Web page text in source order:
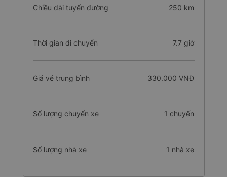
Chiều dài tuyến đường 250 km
Thời gian di chuyển 7.7 giờ
Giá vé trung bình 330.000 VNĐ
Số lượng chuyến xe 1 chuyến
Số lượng nhà xe 1 nhà xe